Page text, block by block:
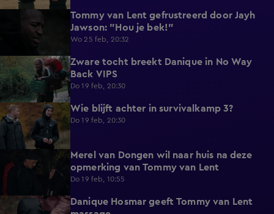
Tommy van Lent gefrustreerd door Jayh
Jawson: "Hou je bek!"
Wo 25 feb, 20:32
5:02
Zware tocht breekt Danique in No Way
Back VIPS
Do 19 feb, 20:30
6:56 Wie blijft achter in survivalkamp 3?
Do 19 feb, 20:30
Merel van Dongen wil naar huis na deze
opmerking van Tommy van Lent
Do 19 feb, 10:55
0:39
Danique Hosmar geeft Tommy van Lent